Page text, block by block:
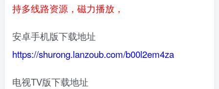
持多线路资源，磁力播放，
安卓手机版下载地址
https://shurong.lanzoub.com/b00l2em4za
电视TV版下载地址